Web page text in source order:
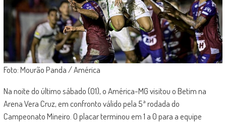
Foto: Mourão Panda / América
Na noite do último sábado (01), o América-MG visitou o Betim na
Arena Vera Cruz, em confronto válido pela 5ª rodada do
Campeonato Mineiro. O placar terminou em 1 a 0 para a equipe